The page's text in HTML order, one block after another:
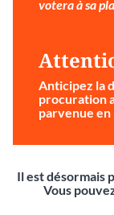
votera à sa
Anticipez la
procuration
parvenue en
Il est désormais
Vous